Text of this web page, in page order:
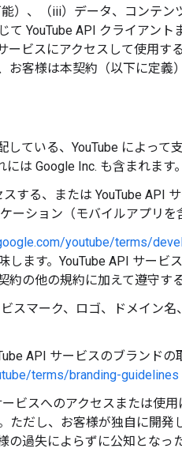
）、（iii）データ、コンテ
YouTube API クライアント
ービスにアクセスして使用す
お客様は本契約（以下に定義
している、YouTube によって
は Google Inc. も含まれます。
する、または YouTube API
ション（モバイルアプリを
youtube/terms/
ます。YouTube API サービ
の他の規約に加えて遵守す
スマーク、ロゴ、ドメイン
API サービスのブランド
terms/branding-guidelines
ビスへのアクセスまたは使
ただし、お客様が独自に開発
過失によらずに公知となっ